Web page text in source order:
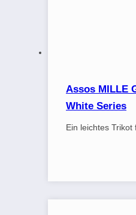
Assos MILLE
White Series
Ein leichtes Trikot